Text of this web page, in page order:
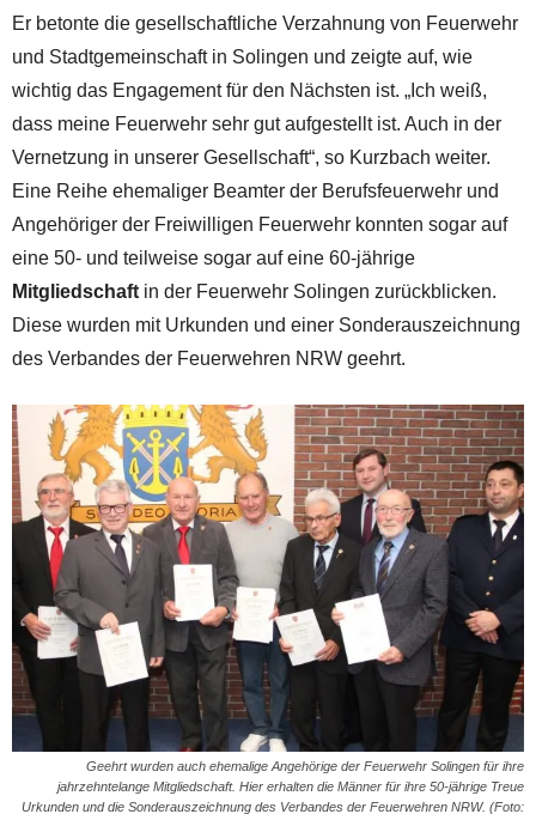
Er betonte die gesellschaftliche Verzahnung von Feuerwehr
und Stadtgemeinschaft in Solingen und zeigte auf, wie
wichtig das Engagement für den Nächsten ist. „Ich weiß,
dass meine Feuerwehr sehr gut aufgestellt ist. Auch in der
Vernetzung in unserer Gesellschaft“, so Kurzbach weiter.
Eine Reihe ehemaliger Beamter der Berufsfeuerwehr und
Angehöriger der Freiwilligen Feuerwehr konnten sogar auf
eine 50- und teilweise sogar auf eine 60-jährige
Mitgliedschaft in der Feuerwehr Solingen zurückblicken.
Diese wurden mit Urkunden und einer Sonderauszeichnung
des Verbandes der Feuerwehren NRW geehrt.
Geehrt wurden auch ehemalige Angehörige der Feuerwehr Solingen für ihre
jahrzehntelange Mitgliedschaft. Hier erhalten die Männer für ihre 50-jährige Treue
Urkunden und die Sonderauszeichnung des Verbandes der Feuerwehren NRW. (Foto: